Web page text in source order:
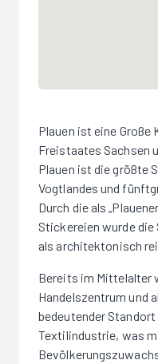
Plauen ist eine
Freistaates Sachsen
Plauen ist die größte
Vogtlandes und
Durch die als
Stickereien wurde
als architektonisch
Bereits im Mittelalter
Handelszentrum und
bedeutender
Textilindustrie, was